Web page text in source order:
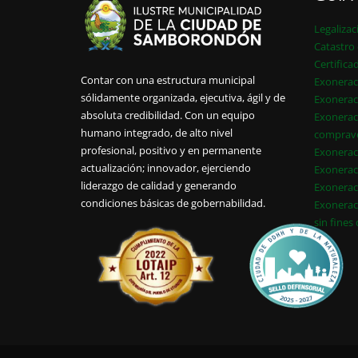
Contar con una estructura municipal
sólidamente organizada, ejecutiva, ágil y de
absoluta credibilidad. Con un equipo
humano integrado, de alto nivel
profesional, positivo y en permanente
actualización; innovador, ejerciendo
liderazgo de calidad y generando
condiciones básicas de gobernabilidad.
Catastro
sin fines